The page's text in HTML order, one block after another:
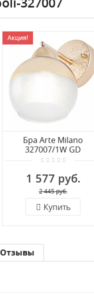
Акция!
Бра Arte Milano
327007/1W GD
1 577 руб.
2 445 руб.
Купить
Отзывы